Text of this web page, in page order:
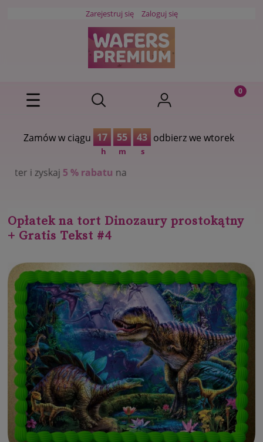
Zarejestruj się Zaloguj się
Zamów w ciągu 17
h
55
m
42
s
odbierz we wtorek
rabatuna
Opłatek na tort Dinozaury prostokątny
+ Gratis Tekst #4